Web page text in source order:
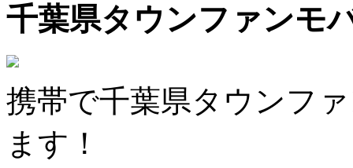
千葉県タウンファンモ
携帯で千葉県タウンフ
ます！